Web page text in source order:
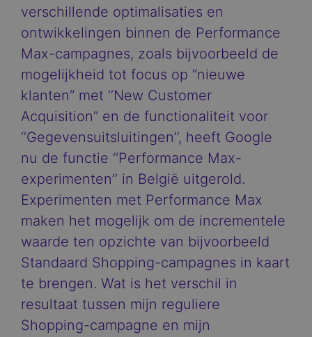
verschillende optimalisaties en
ontwikkelingen binnen de Performance
Max-campagnes, zoals bijvoorbeeld de
mogelijkheid tot focus op “nieuwe
klanten” met ‘’New Customer
Acquisition” en de functionaliteit voor
‘’Gegevensuitsluitingen’’, heeft Google
nu de functie ‘’Performance Max-
experimenten’’ in België uitgerold.
Experimenten met Performance Max
maken het mogelijk om de incrementele
waarde ten opzichte van bijvoorbeeld
Standaard Shopping-campagnes in kaart
te brengen. Wat is het verschil in
resultaat tussen mijn reguliere
Shopping-campagne en mijn